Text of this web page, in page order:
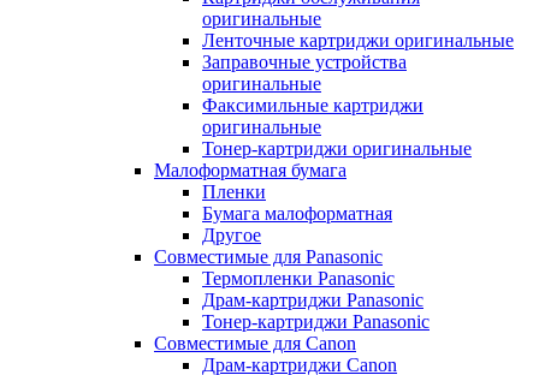
оригинальные
Ленточные картриджи оригинальные
Заправочные устройства
оригинальные
Факсимильные картриджи
оригинальные
Тонер-картриджи оригинальные
Малоформатная бумага
Пленки
Бумага малоформатная
Другое
Совместимые для Panasonic
Термопленки Panasonic
Драм-картриджи Panasonic
Тонер-картриджи Panasonic
Совместимые для Canon
Драм-картриджи Canon